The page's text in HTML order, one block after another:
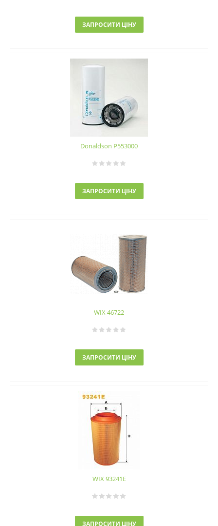
ЗАПРОСИТИ ЦІНУ
Donaldson P553000
ЗАПРОСИТИ ЦІНУ
WIX 46722
ЗАПРОСИТИ ЦІНУ
WIX 93241E
ЗАПРОСИТИ ЦІНУ